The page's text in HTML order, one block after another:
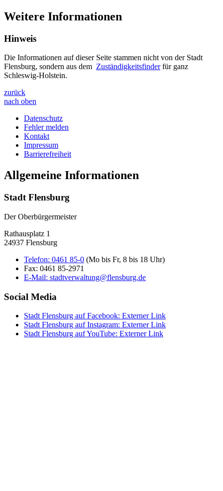
Weitere Informationen
Hinweis
Die Informationen auf dieser Seite stammen nicht von der Stadt
Flensburg, sondern aus dem Zuständigkeitsfinderfür ganz
Schleswig-Holstein.
zurück
nach oben
Datenschutz
Fehler melden
Kontakt
Impressum
Barrierefreiheit
Allgemeine Informationen
Stadt Flensburg
Der Oberbürgermeister
Rathausplatz 1
24937 Flensburg
Telefon: 0461 85-0 (Mo bis Fr, 8 bis 18 Uhr)
Fax: 0461 85-2971
E-Mail: stadtverwaltung@flensburg.de
Social Media
Stadt Flensburg auf Facebook: Externer Link
Stadt Flensburg auf Instagram: Externer Link
Stadt Flensburg auf YouTube: Externer Link